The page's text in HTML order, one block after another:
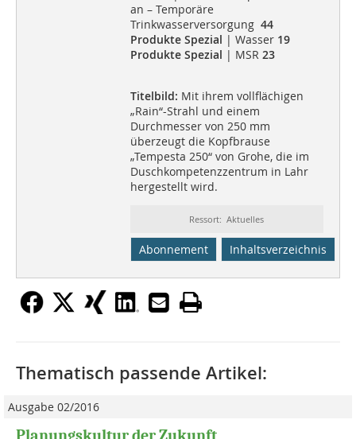
an – Temporäre
Trinkwasserversorgung 44
Produkte Spezial | Wasser 19
Produkte Spezial | MSR 23
Titelbild: Mit ihrem vollflächigen
„Rain“-Strahl und einem
Durchmesser von 250 mm
überzeugt die Kopfbrause
„Tempesta 250“ von Grohe, die im
Duschkompetenzzentrum in Lahr
hergestellt wird.
Ressort: Aktuelles
Abonnement Inhaltsverzeichnis
Thematisch passende Artikel:
Ausgabe 02/2016
Planungskultur der Zukunft